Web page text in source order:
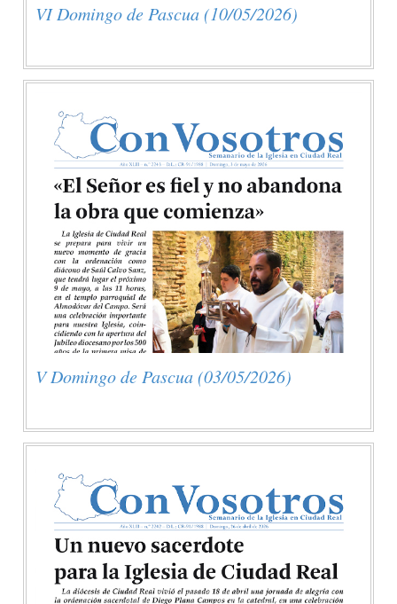
VI Domingo de Pascua (10/05/2026)
V Domingo de Pascua (03/05/2026)